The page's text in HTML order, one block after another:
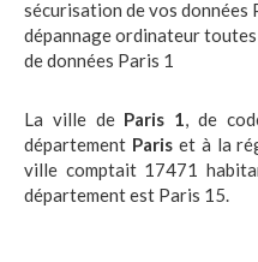
sécurisation de vos données
dépannage ordinateur toutes
de données Paris 1
La ville de Paris 1, de
département Pariset à la
ville comptait 17471
département est Paris 15.